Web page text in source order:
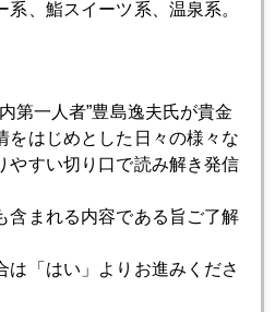
ら出資受け入れ
上昇
、米沢へ移転！
系、鮨スイーツ系、温泉系。
第一人者”豊島逸夫氏が貴金
をはじめとした日々の様々な
やすい切り口で読み解き発信
含まれる内容である旨ご了解
は「はい」よりお進みくださ